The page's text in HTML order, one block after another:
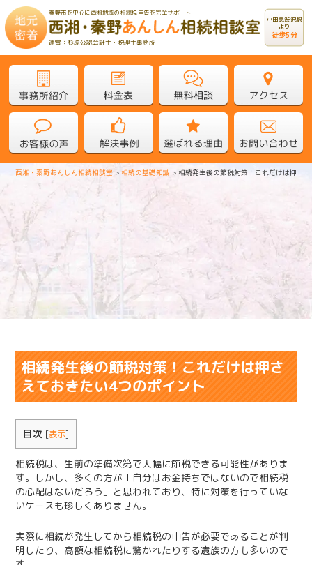
秦野市を中心に西湘地域の相続税申告を完全サポート
運営：杉原公認会計士・税理士事務所
小田急渋沢駅
より
徒歩5分
西湘・秦野あんしん相続相談室 >相続の基礎知識 >相続発生後の節税対策！これだけは押さ
相続発生後の節税対策！これだけは
押さえておきたい4つのポイント
相続発生後の節税対策！これだけは押さ
えておきたい4つのポイント
目次 [表示]
相続税は、生前の準備次第で大幅に節税できる可能性がありま
す。しかし、多くの方が「自分はお金持ちではないので相続税
の心配はないだろう」と思われており、特に対策を行っていな
いケースも珍しくありません。
実際に相続が発生してから相続税の申告が必要であることが判
明したり、高額な相続税に驚かれたりする遺族の方も多いので